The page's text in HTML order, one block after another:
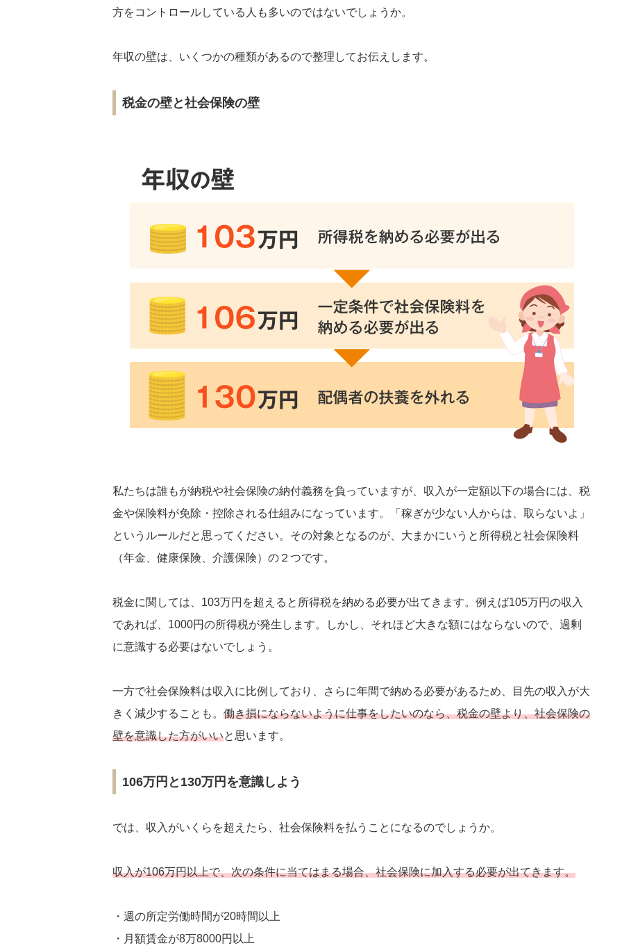
方をコントロールしている人も多いのではないでしょうか。
年収の壁は、いくつかの種類があるので整理してお伝えします。
税金の壁と社会保険の壁
私たちは誰もが納税や社会保険の納付義務を負っていますが、収入が一定額以下の場合には、税
金や保険料が免除・控除される仕組みになっています。「稼ぎが少ない人からは、取らないよ」
というルールだと思ってください。その対象となるのが、大まかにいうと所得税と社会保険料
（年金、健康保険、介護保険）の２つです。
税金に関しては、103万円を超えると所得税を納める必要が出てきます。例えば105万円の収入
であれば、1000円の所得税が発生します。しかし、それほど大きな額にはならないので、過剰
に意識する必要はないでしょう。
一方で社会保険料は収入に比例しており、さらに年間で納める必要があるため、目先の収入が大
きく減少することも。 働き損にならないように仕事をしたいのなら、税金の壁より、社会保険の
壁を意識した方がいいと思います。
106万円と130万円を意識しよう
では、収入がいくらを超えたら、社会保険料を払うことになるのでしょうか。
収入が106万円以上で、次の条件に当てはまる場合、社会保険に加入する必要が出てきます。
・週の所定労働時間が20時間以上
・月額賃金が8万8000円以上